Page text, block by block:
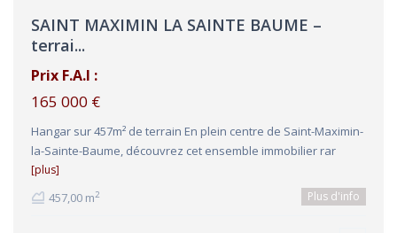
SAINT MAXIMIN LA SAINTE BAUME –
terrai...
Prix F.A.I :
165 000 €
Hangar sur 457m² de terrain En plein centre de Saint-Maximin-
la-Sainte-Baume, découvrez cet ensemble immobilier rar
[plus]
457,00 m2 Plus d'info